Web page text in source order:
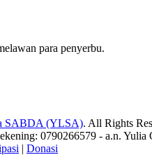
para penyerbu.
SABDA (YLSA). All Rights
0790266579 - a.n. Yulia
| Donasi